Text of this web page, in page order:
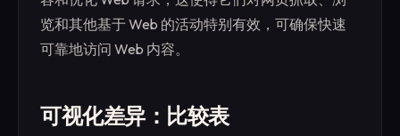
览和其他基于 Web 的活动特别有效，可确保快速
可靠地访问 Web 内容。
可视化差异：比较表